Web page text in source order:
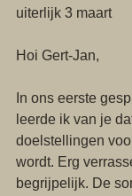
uiterlijk 3 maart
Hoi Gert-Jan,
In ons eerste
leerde ik van je
doelstellingen
wordt. Erg
begrijpelijk. De